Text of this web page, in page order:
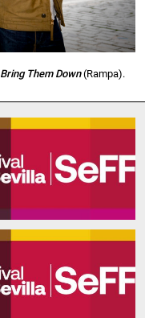
Bring Them Down(Rampa).